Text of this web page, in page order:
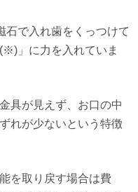
で入れ歯をくっつけて
」に力を入れていま
具が見えず、お口の中
れが少ないという特徴
を取り戻す場合は費